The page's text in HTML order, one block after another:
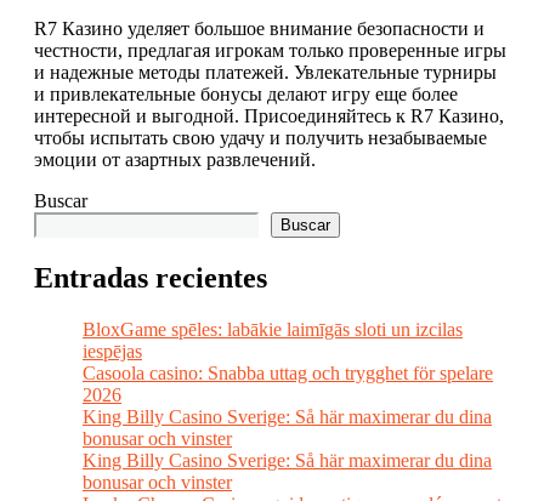
R7 Казино уделяет большое внимание безопасности и
честности, предлагая игрокам только проверенные игры
и надежные методы платежей. Увлекательные турниры
и привлекательные бонусы делают игру еще более
интересной и выгодной. Присоединяйтесь к R7 Казино,
чтобы испытать свою удачу и получить незабываемые
эмоции от азартных развлечений.
Buscar
Buscar
Entradas recientes
BloxGame spēles: labākie laimīgās sloti un izcilas
iespējas
Casoola casino: Snabba uttag och trygghet för spelare
2026
King Billy Casino Sverige: Så här maximerar du dina
bonusar och vinster
King Billy Casino Sverige: Så här maximerar du dina
bonusar och vinster